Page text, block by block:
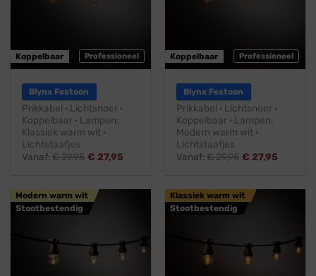
Professioneel
Koppelbaar
Blynx Festoon
Prikkabel · Lichtsnoer ·
Koppelbaar · Lampen:
Klassiek warm wit ·
Lichtstaafjes
Vanaf:€29,95 € 27,95
Professioneel
Koppelbaar
Blynx Festoon
Prikkabel · Lichtsnoer ·
Koppelbaar · Lampen:
Modern warm wit ·
Lichtstaafjes
Vanaf:€29,95 € 27,95
Modern warm wit
Stootbestendig
Klassiek warm wit
Stootbestendig